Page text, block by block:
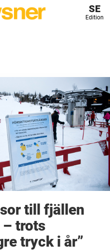
SE
Edition
till fjällen
trots
tryck i år”